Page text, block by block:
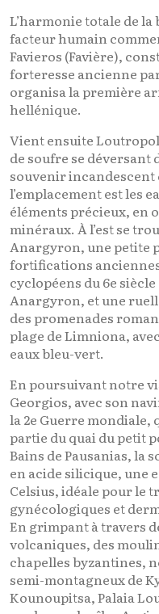
L’harmonie totale de
facteur humain
Favieros (Favière),
forteresse ancienne
organisa la première
hellénique.
Vient ensuite
de soufre se déversant
souvenir
l’emplacement est les
éléments précieux, en
minéraux. À l’est se
Anargyron, une petite
fortifications
cyclopéens du 6e
Anargyron, et une
des promenades
plage de Limniona,
eaux bleu-vert.
En poursuivant notre
Georgios, avec son
la 2e Guerre
partie du quai du petit
Bains de Pausanias, la
en acide silicique, une
Celsius, idéale pour le
gynécologiques et
En grimpant à travers
volcaniques, des
chapelles byzantines,
semi-montagneux de
Kounoupitsa, Palaia